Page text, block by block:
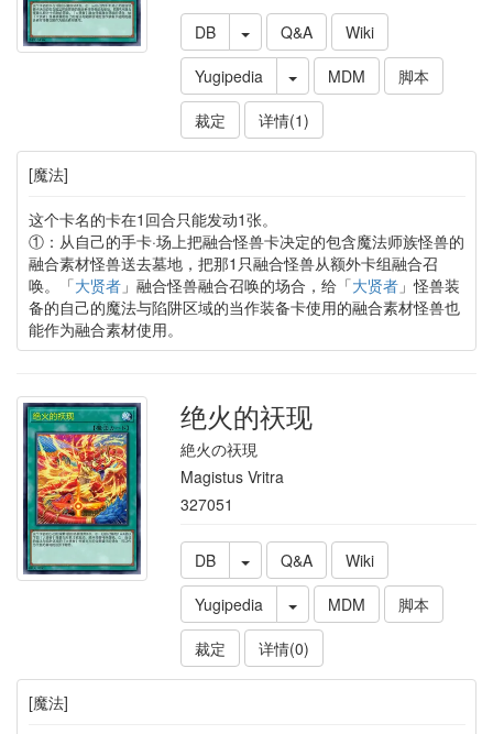
DB Q&A
Wiki
Yugipedia
MDM
脚本
裁定
详情(1)
[魔法]
这个卡名的卡在1回合只能发动1张。
①：从自己的手卡·场上把融合怪兽卡决定的包含魔法师族怪兽的
融合素材怪兽送去墓地，把那1只融合怪兽从额外卡组融合召
唤。「大贤者」融合怪兽融合召唤的场合，给「大贤者」怪兽装
备的自己的魔法与陷阱区域的当作装备卡使用的融合素材怪兽也
能作为融合素材使用。
绝火的祆现
絶火の祆現
Magistus Vritra
327051
DB Q&A
Wiki
Yugipedia
MDM
脚本
裁定
详情(0)
[魔法]